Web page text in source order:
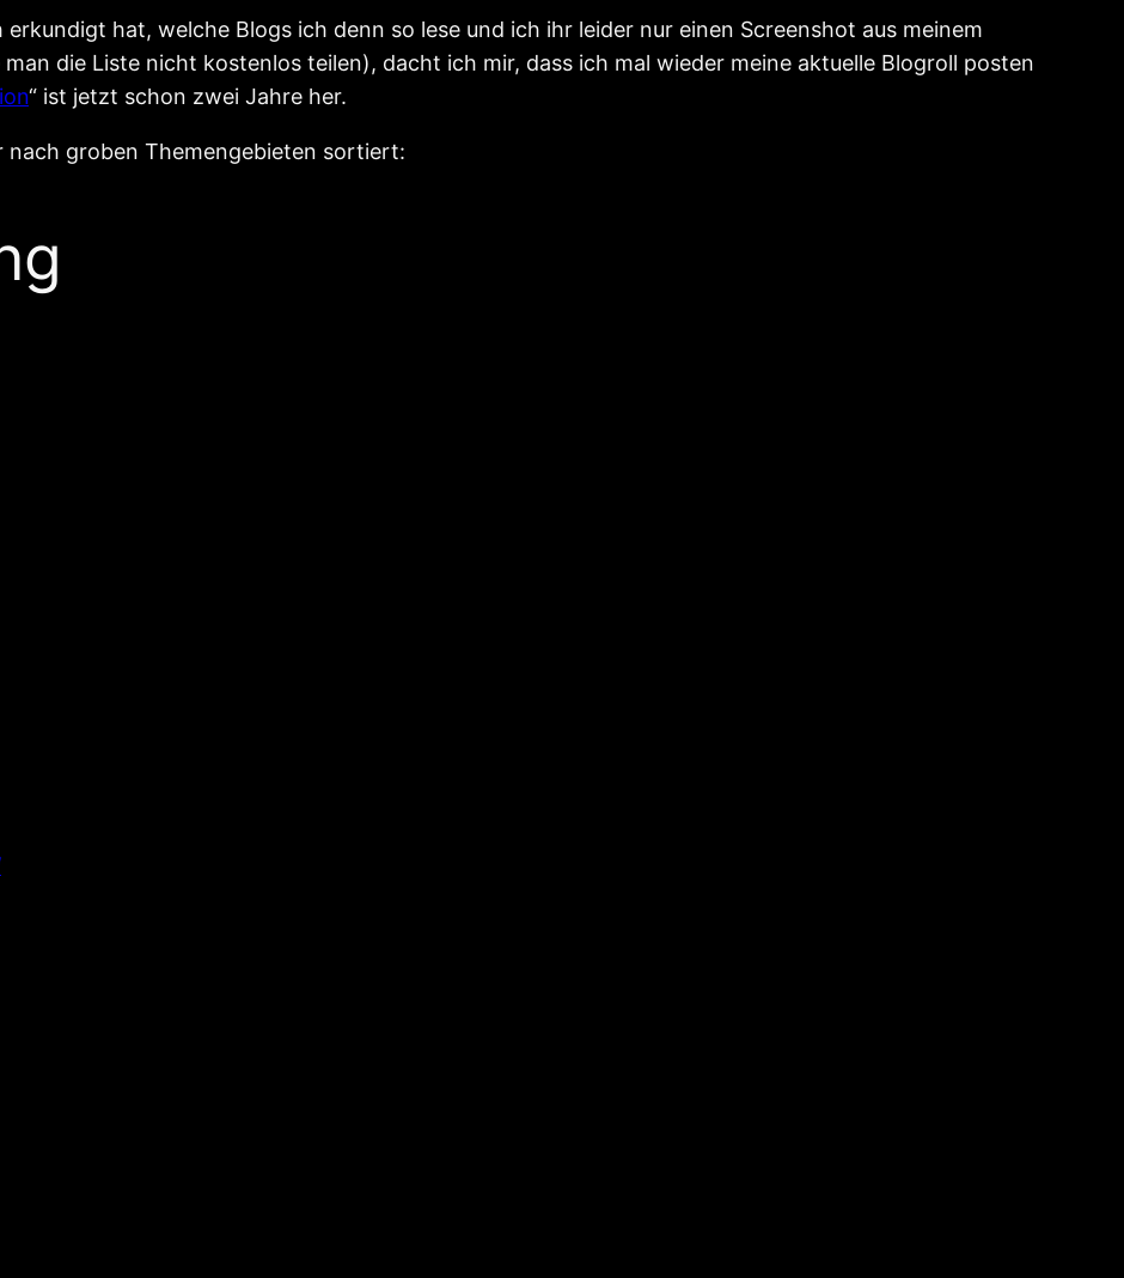
erkundigt hat, welche Blogs ich denn so lese und ich ihr leider nur einen Screenshot aus meinem
die Liste nicht kostenlos teilen), dacht ich mir, dass ich mal wieder meine aktuelle Blogroll posten
“ ist jetzt schon zwei Jahre her.
nach groben Themengebieten sortiert: